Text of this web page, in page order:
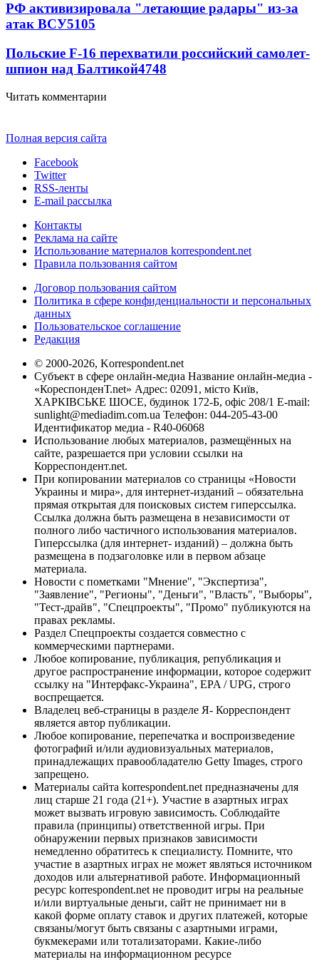
РФ активизировала "летающие радары" из-за
атак ВСУ5105
Польские F-16 перехватили российский самолет-
шпион над Балтикой4748
Читать комментарии
Полная версия сайта
Facebook
Twitter
RSS-ленты
E-mail рассылка
Контакты
Реклама на сайте
Использование материалов korrespondent.net
Правила пользования сайтом
Договор пользования сайтом
Политика в сфере конфиденциальности и персональных
данных
Пользовательское соглашение
Редакция
© 2000-2026, Korrespondent.net
Субъект в сфере онлайн-медиа Название онлайн-медиа -
«КореспонденТ.net» Адрес: 02091, місто Київ,
ХАРКІВСЬКЕ ШОСЕ, будинок 172-Б, офіс 208/1 E-mail:
sunlight@mediadim.com.ua Телефон: 044-205-43-00
Идентификатор медиа - R40-06068
Использование любых материалов, размещённых на
сайте, разрешается при условии ссылки на
Корреспондент.net.
При копировании материалов со страницы «Новости
Украины и мира», для интернет-изданий – обязательна
прямая открытая для поисковых систем гиперссылка.
Ссылка должна быть размещена в независимости от
полного либо частичного использования материалов.
Гиперссылка (для интернет- изданий) – должна быть
размещена в подзаголовке или в первом абзаце
материала.
Новости с пометками "Мнение", "Экспертиза",
"Заявление", "Регионы", "Деньги", "Власть", "Выборы",
"Тест-драйв", "Спецпроекты", "Промо" публикуются на
правах рекламы.
Раздел Спецпроекты создается совместно с
коммерческими партнерами.
Любое копирование, публикация, републикация и
другое распространение информации, которое содержит
ссылку на "Интерфакс-Украина", EPA / UPG, строго
воспрещается.
Владелец веб-страницы в разделе Я- Корреспондент
является автор публикации.
Любое копирование, перепечатка и воспроизведение
фотографий и/или аудиовизуальных материалов,
принадлежащих правообладателю Getty Images, строго
запрещено.
Материалы сайта korrespondent.net предназначены для
лиц старше 21 года (21+). Участие в азартных играх
может вызвать игровую зависимость. Соблюдайте
правила (принципы) ответственной игры. При
обнаружении первых признаков зависимости
немедленно обратитесь к специалисту. Помните, что
участие в азартных играх не может являться источником
доходов или альтернативой работе. Информационный
ресурс korrespondent.net не проводит игры на реальные
и/или виртуальные деньги, сайт не принимает ни в
какой форме оплату ставок и других платежей, которые
связаны/могут быть связаны с азартными играми,
букмекерами или тотализаторами. Какие-либо
материалы на информационном ресурсе